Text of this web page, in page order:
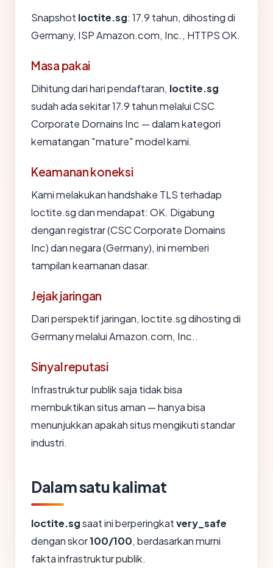
Snapshot loctite.sg: 17.9 tahun, dihosting di
Germany, ISP Amazon.com, Inc., HTTPS OK.
Masa pakai
Dihitung dari hari pendaftaran, loctite.sg
sudah ada sekitar 17.9 tahun melalui CSC
Corporate Domains Inc — dalam kategori
kematangan "mature" model kami.
Keamanan koneksi
Kami melakukan handshake TLS terhadap
loctite.sg dan mendapat: OK. Digabung
dengan registrar (CSC Corporate Domains
Inc) dan negara (Germany), ini memberi
tampilan keamanan dasar.
Jejak jaringan
Dari perspektif jaringan, loctite.sg dihosting di
Germany melalui Amazon.com, Inc..
Sinyal reputasi
Infrastruktur publik saja tidak bisa
membuktikan situs aman — hanya bisa
menunjukkan apakah situs mengikuti standar
industri.
Dalam satu kalimat
loctite.sgsaat ini berperingkatvery_safe
dengan skor100/100, berdasarkan murni
fakta infrastruktur publik.